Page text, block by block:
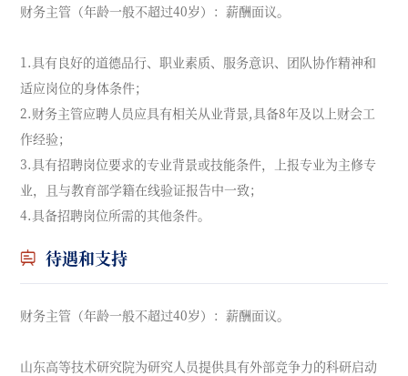
财务主管（年龄一般不超过40岁）：薪酬面议。
1.具有良好的道德品行、职业素质、服务意识、团队协作精神和
适应岗位的身体条件；
2.财务主管应聘人员应具有相关从业背景,具备8年及以上财会工
作经验；
3.具有招聘岗位要求的专业背景或技能条件，上报专业为主修专
业，且与教育部学籍在线验证报告中一致；
4.具备招聘岗位所需的其他条件。
待遇和支持
财务主管（年龄一般不超过40岁）：薪酬面议。
山东高等技术研究院为研究人员提供具有外部竞争力的科研启动